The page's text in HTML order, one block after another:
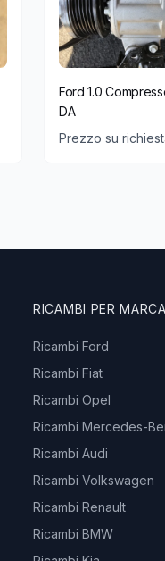
Ford 1.0
DA
Prezzo su
RICAMBI PER MARCA
Ricambi Ford
Ricambi Fiat
Ricambi Opel
Ricambi Mercedes-
Ricambi Audi
Ricambi Volkswagen
Ricambi Renault
Ricambi BMW